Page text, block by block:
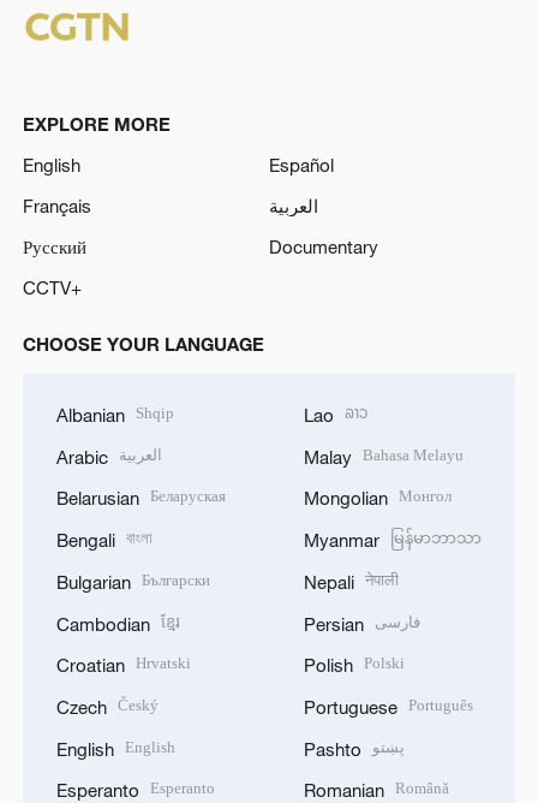
EXPLORE MORE
English
Español
Français
العربية
Русский
Documentary
CCTV+
CHOOSE YOUR LANGUAGE
Albanian Shqip
Arabic العربية
Belarusian Беларуская
Bengali বাংলা
Bulgarian Български
Cambodian ខ្មែរ
Croatian Hrvatski
Czech Český
English English
Esperanto Esperanto
Lao ລາວ
Malay Bahasa Melayu
Mongolian Монгол
Myanmar မြန်မာဘာသာ
Nepali नेपाली
Persian فارسی
Polish Polski
Portuguese Português
Pashto پښتو
Romanian Română